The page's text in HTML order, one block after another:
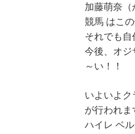
加藤萌奈（
競馬 はこ
それでも自
今後、オジ
～い！！
いよいよク
が行われま
ハイレ ベ